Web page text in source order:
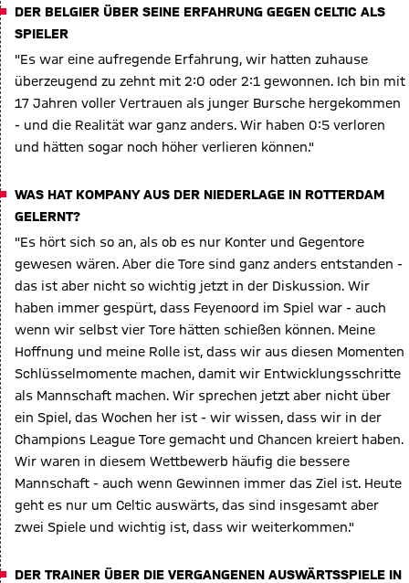
DER BELGIER ÜBER SEINE ERFAHRUNG GEGEN CELTIC ALS
SPIELER
"Es war eine aufregende Erfahrung, wir hatten zuhause
überzeugend zu zehnt mit 2:0 oder 2:1 gewonnen. Ich bin mit
17 Jahren voller Vertrauen als junger Bursche hergekommen
- und die Realität war ganz anders. Wir haben 0:5 verloren
und hätten sogar noch höher verlieren können."
WAS HAT KOMPANY AUS DER NIEDERLAGE IN ROTTERDAM
GELERNT?
"Es hört sich so an, als ob es nur Konter und Gegentore
gewesen wären. Aber die Tore sind ganz anders entstanden -
das ist aber nicht so wichtig jetzt in der Diskussion. Wir
haben immer gespürt, dass Feyenoord im Spiel war - auch
wenn wir selbst vier Tore hätten schießen können. Meine
Hoffnung und meine Rolle ist, dass wir aus diesen Momenten
Schlüsselmomente machen, damit wir Entwicklungsschritte
als Mannschaft machen. Wir sprechen jetzt aber nicht über
ein Spiel, das Wochen her ist - wir wissen, dass wir in der
Champions League Tore gemacht und Chancen kreiert haben.
Wir waren in diesem Wettbewerb häufig die bessere
Mannschaft - auch wenn Gewinnen immer das Ziel ist. Heute
geht es nur um Celtic auswärts, das sind insgesamt aber
zwei Spiele und wichtig ist, dass wir weiterkommen."
DER TRAINER ÜBER DIE VERGANGENEN AUSWÄRTSSPIELE IN